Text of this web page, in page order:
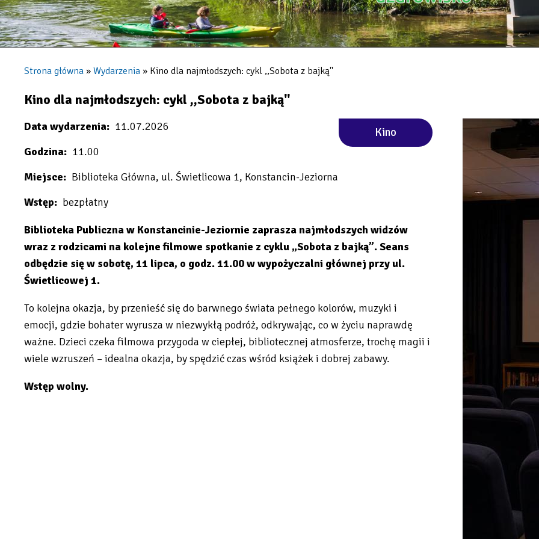
nawigacyjna
Strona główna Wydarzenia Kino dla najmłodszych: cykl ,,Sobota z bajką''
Kino dla najmłodszych: cykl ,,Sobota z bajką''
Kino
Data wydarzenia
11.07.2026
Godzina
11.00
Miejsce
Biblioteka Główna, ul. Świetlicowa 1, Konstancin-Jeziorna
Wstęp
bezpłatny
Biblioteka Publiczna w Konstancinie-Jeziornie zaprasza najmłodszych widzów
wraz z rodzicami na kolejne filmowe spotkanie z cyklu „Sobota z bajką”. Seans
odbędzie się w sobotę, 11 lipca, o godz. 11.00 w wypożyczalni głównej przy ul.
Świetlicowej 1.
To kolejna okazja, by przenieść się do barwnego świata pełnego kolorów, muzyki i
emocji, gdzie bohater wyrusza w niezwykłą podróż, odkrywając, co w życiu naprawdę
ważne. Dzieci czeka filmowa przygoda w ciepłej, bibliotecznej atmosferze, trochę magii i
wiele wzruszeń – idealna okazja, by spędzić czas wśród książek i dobrej zabawy.
Wstęp wolny.